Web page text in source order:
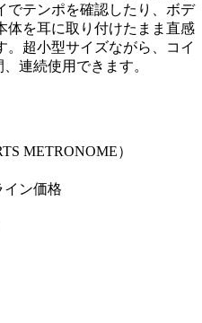
でテンポを確認したり、ボデ
体を耳に取り付けたまま直感
。超小型サイズながら、コイ
連続使用できます。
METRONOME）
ン価格